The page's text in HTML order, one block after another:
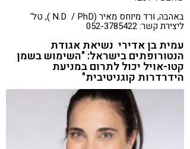
באהבה, ורד מיוחס מאיר (N.D / PhD ), טל'
ליצירת קשר: 052-3785422
עמית בן אדירי נשיאת אגודת
הנטורופתים בישראל: "השימוש בשמן
קטו-אויל יכול לתרום במניעת
הידרדרות קוגניטיבית"